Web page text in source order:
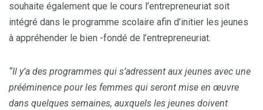
souhaite également que le cours l’entrepreneuriat soit
intégré dans le programme scolaire afin d’initier les jeunes
à appréhender le bien -fondé de l’entrepreneuriat.
“Il y’a des programmes qui s’adressent aux jeunes avec une
prééminence pour les femmes qui seront mise en œuvre
dans quelques semaines, auxquels les jeunes doivent